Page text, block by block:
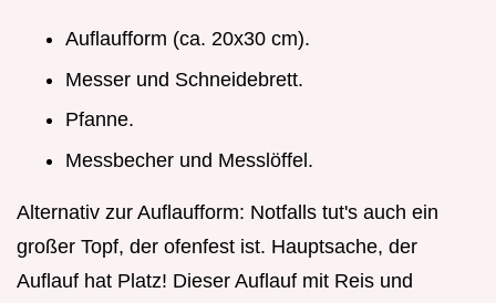
Auflaufform (ca. 20x30 cm).
Messer und Schneidebrett.
Pfanne.
Messbecher und Messlöffel.
Alternativ zur Auflaufform: Notfalls tut's auch ein
großer Topf, der ofenfest ist. Hauptsache, der
Auflauf hat Platz! Dieser Auflauf mit Reis und